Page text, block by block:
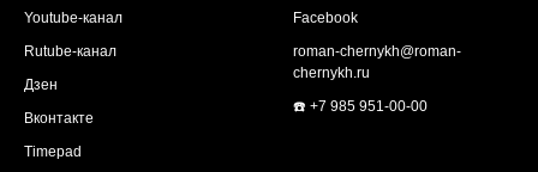
Youtube-канал
Rutube-канал
Дзен
Вконтакте
Timepad
Facebook
roman-chernykh@roman-
chernykh.ru
☎️ +7 985 951-00-00